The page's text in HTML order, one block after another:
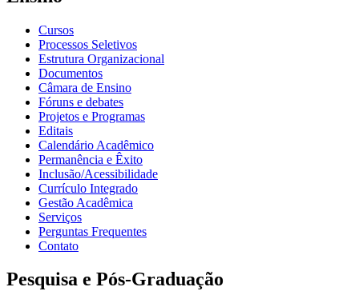
Cursos
Processos Seletivos
Estrutura Organizacional
Documentos
Câmara de Ensino
Fóruns e debates
Projetos e Programas
Editais
Calendário Acadêmico
Permanência e Êxito
Inclusão/Acessibilidade
Currículo Integrado
Gestão Acadêmica
Serviços
Perguntas Frequentes
Contato
Pesquisa e Pós-Graduação